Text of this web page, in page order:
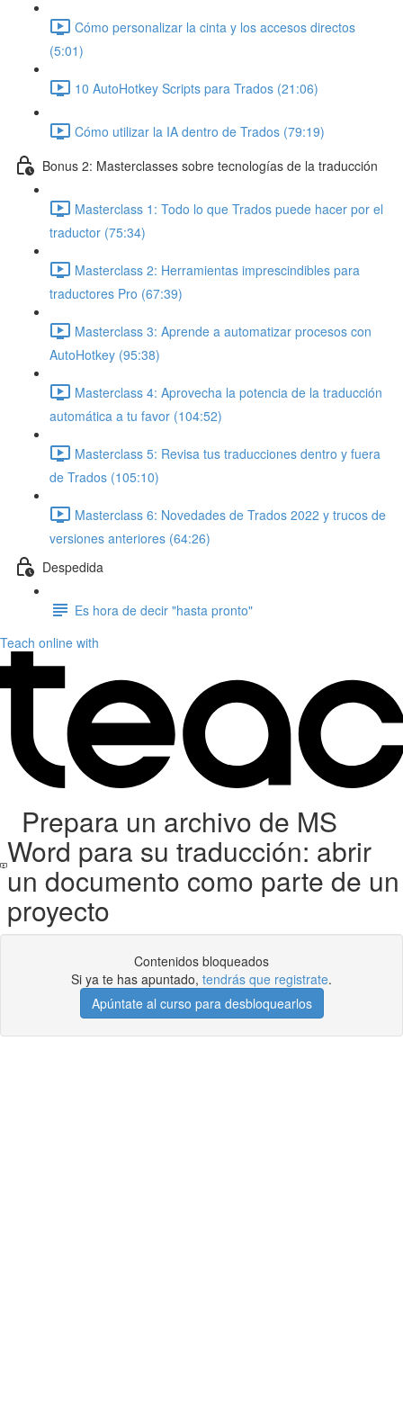
Cómo personalizar la cinta y los accesos directos
(5:01)
10 AutoHotkey Scripts para Trados (21:06)
Cómo utilizar la IA dentro de Trados (79:19)
Bonus 2: Masterclasses sobre tecnologías de la traducción
Masterclass 1: Todo lo que Trados puede hacer por el
traductor (75:34)
Masterclass 2: Herramientas imprescindibles para
traductores Pro (67:39)
Masterclass 3: Aprende a automatizar procesos con
AutoHotkey (95:38)
Masterclass 4: Aprovecha la potencia de la traducción
automática a tu favor (104:52)
Masterclass 5: Revisa tus traducciones dentro y fuera
de Trados (105:10)
Masterclass 6: Novedades de Trados 2022 y trucos de
versiones anteriores (64:26)
Despedida
Es hora de decir "hasta pronto"
Teach online with
Prepara un archivo de MS
Word para su traducción: abrir
un documento como parte de un
proyecto
Contenidos bloqueados
Si ya te has apuntado, tendrás que registrate.
Apúntate al curso para desbloquearlos